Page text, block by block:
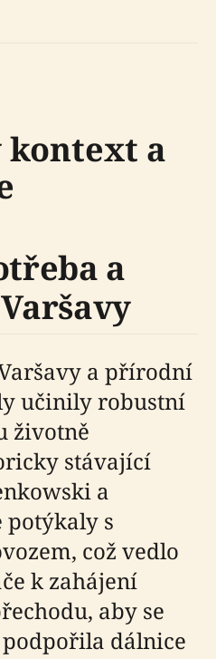
a
a
a přírodní
učinily robustní
životně
stávající
a
potýkaly s
což vedlo
k zahájení
aby se
dálnice